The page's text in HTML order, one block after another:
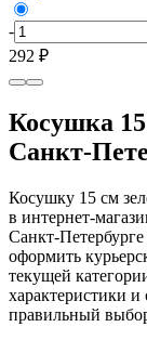
-
292 ₽
Косушка
Санкт-
Косушку 15 см
в интернет-
Санкт-
оформить
текущей
характеристики
правильный